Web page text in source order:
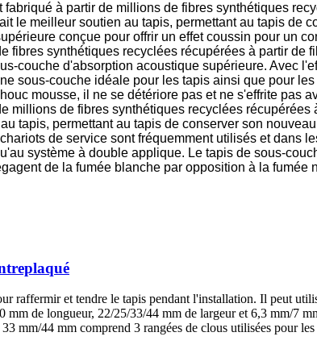
fabriqué à partir de millions de fibres synthétiques
le meilleur soutien au tapis, permettant au tapis de
conçue pour offrir un effet coussin pour un
fibres synthétiques recyclées récupérées à partir de
couche d'absorption acoustique supérieure. Avec
sous-couche idéale pour les tapis ainsi que pour
mousse, il ne se détériore pas et ne s'effrite pas
millions de fibres synthétiques recyclées
tapis, permettant au tapis de conserver son
de service sont fréquemment utilisés et dans
système à double applique. Le tapis de sous-
de la fumée blanche par opposition à la
raffermir et tendre le tapis pendant l'installation. Il peut
mm de longueur, 22/25/33/44 mm de largeur et 6,3 mm/7
mm/44 mm comprend 3 rangées de clous utilisées pour